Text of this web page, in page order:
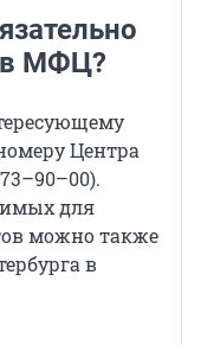
в МФЦ?
Центра
для
можно также
в